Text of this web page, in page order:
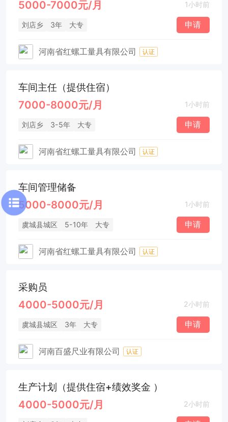
5000-7000元/月 1小时前
刘店乡 3年 大专 申请
河南省红螺工量具有限公司 认证
车间主任（提供住宿）
7000-8000元/月 1小时前
刘店乡 3-5年 大专 申请
河南省红螺工量具有限公司 认证
车间管理储备
5000-8000元/月 1小时前
虞城县城区 5-10年 大专 申请
河南省红螺工量具有限公司 认证
采购员
4000-5000元/月 2小时前
虞城县城区 3年 大专 申请
河南百盛尺业有限公司 认证
生产计划（提供住宿+绩效奖金 ）
4000-5000元/月 2小时前